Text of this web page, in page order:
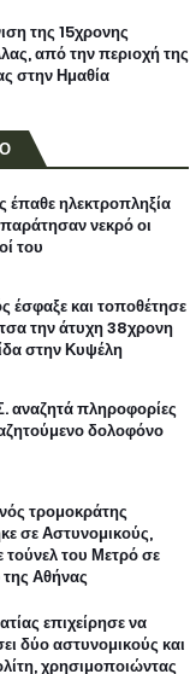
της 15χρονης
από την περιοχή της
στην Ημαθία
έπαθε ηλεκτροπληξία
παράτησαν νεκρό οι
του
έσφαξε και τοποθέτησε
την άτυχη 38χρονη
στην Κυψέλη
αναζητά πληροφορίες
δολοφόνο
τρομοκράτης
σε Αστυνομικούς,
τούνελ του Μετρό σε
Αθήνας
επιχείρησε να
δύο αστυνομικούς και
χρησιμοποιώντας